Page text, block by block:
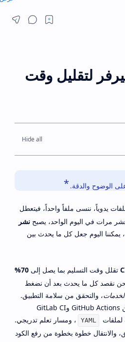
مشاركة
لتقليل وقت
يدوياً، ننسى ملفاً واحداً، فيتعطل
عشر مرات في اليوم الواحد، يصبحنشر
يمكننا اليوم جعل كل ما يحدث بين
تقلل وقت التسليم بما يصل إلى70%
فنحن نقصد كل ما يحدث بعد أن نضغط
، والتحقق من سلامة التطبيق.
في هذا الدليل العملي سنستعرض معاً أفضل أدوات الأتمتة ورفع الأكواد تلقائياً للسيرفر، من GitHub Actions وGitLab CI
YAML
، ومسار تعلم تدريجي.
من 10 دقائق، والانتقال خطوة بخطوة من رفع الكود